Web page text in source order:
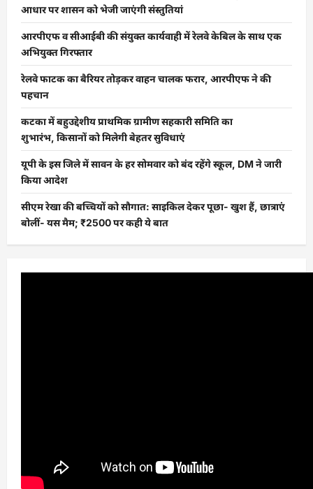
आधार पर शासन को भेजी जाएंगी संस्तुतियां
आरपीएफ व सीआईबी की संयुक्त कार्यवाही में रेलवे केबिल के साथ एक
अभियुक्त गिरफ्तार
रेलवे फाटक का बैरियर तोड़कर वाहन चालक फरार, आरपीएफ ने की
पहचान
कटका में बहुउद्देशीय प्राथमिक ग्रामीण सहकारी समिति का
शुभारंभ, किसानों को मिलेगी बेहतर सुविधाएं
यूपी के इस जिले में सावन के हर सोमवार को बंद रहेंगे स्कूल, DM ने जारी
किया आदेश
सीएम रेखा की बच्चियों को सौगात: साइकिल देकर पूछा- खुश हैं, छात्राएं
बोलीं- यस मैम; ₹2500 पर कही ये बात